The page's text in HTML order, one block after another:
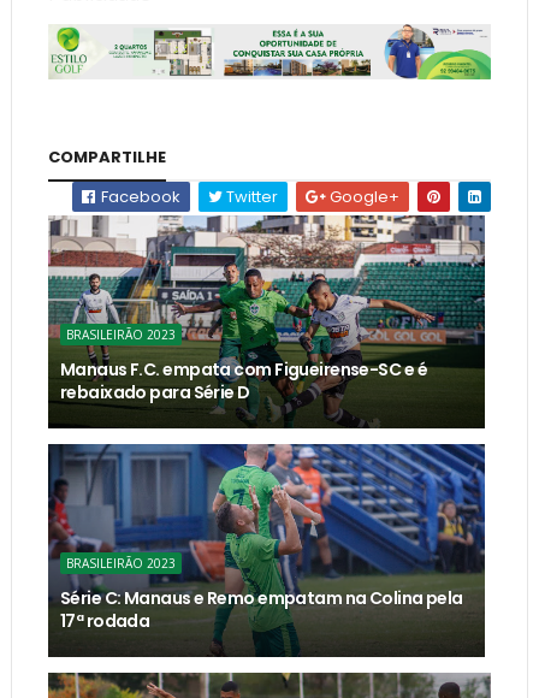
COMPARTILHE
Facebook
Twitter Google+
BRASILEIRÃO 2023
Manaus F.C. empata com Figueirense-SC e é
rebaixado para Série D
BRASILEIRÃO 2023
Série C: Manaus e Remo empatam na Colina pela
17ª rodada